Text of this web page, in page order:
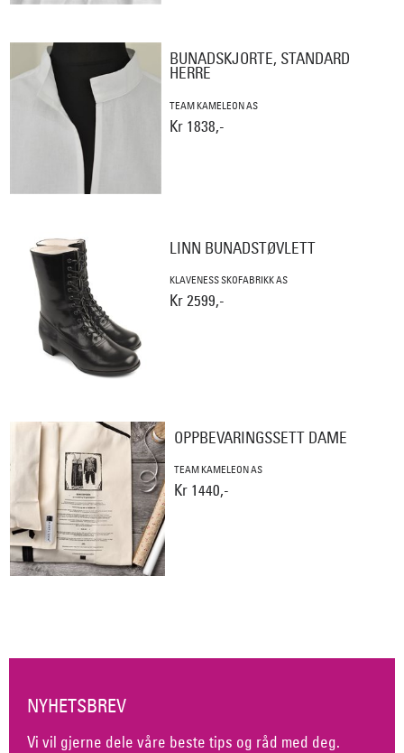
BUNADSKJORTE, STANDARD
HERRE
TEAM KAMELEON AS
Kr 1838,-
LINN BUNADSTØVLETT
KLAVENESS SKOFABRIKK AS
Kr 2599,-
OPPBEVARINGSSETT DAME
TEAM KAMELEON AS
Kr 1440,-
NYHETSBREV
Vi vil gjerne dele våre beste tips og råd med deg.